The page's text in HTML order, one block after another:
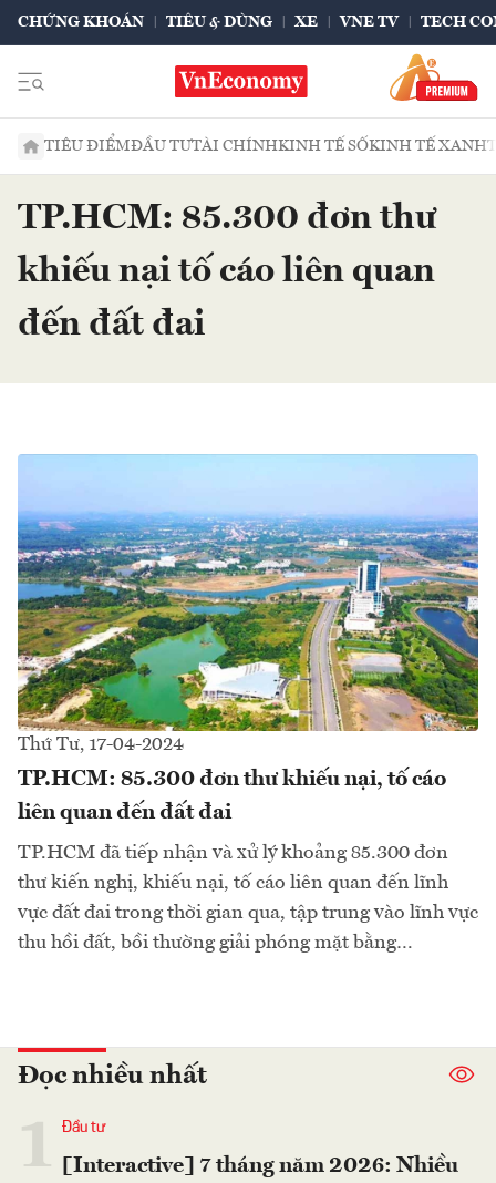
CHỨNG KHOÁN TIÊU & DÙNG XE VNE TV TECH
TIÊU ĐIỂMĐẦU TƯTÀI CHÍNHKINH TẾ SỐKINH TẾ XANH
TP.HCM: 85.300 đơn thư
khiếu nại tố cáo liên quan
đến đất đai
Thứ Tư, 17-04-2024
TP.HCM: 85.300 đơn thư khiếu nại, tố cáo
liên quan đến đất đai
TP.HCM đã tiếp nhận và xử lý khoảng 85.300 đơn
thư kiến nghị, khiếu nại, tố cáo liên quan đến lĩnh
vực đất đai trong thời gian qua, tập trung vào lĩnh vực
thu hồi đất, bồi thường giải phóng mặt bằng…
Đọc nhiều nhất
Đầu tư
[Interactive] 7 tháng năm 2026: Nhiều